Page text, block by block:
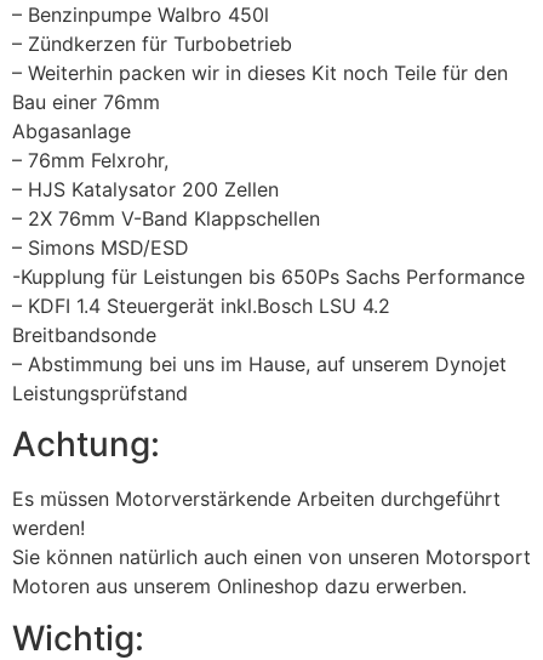
– Benzinpumpe Walbro 450l
– Zündkerzen für Turbobetrieb
– Weiterhin packen wir in dieses Kit noch Teile für den
Bau einer 76mm
Abgasanlage
– 76mm Felxrohr,
– HJS Katalysator 200 Zellen
– 2X 76mm V-Band Klappschellen
– Simons MSD/ESD
-Kupplung für Leistungen bis 650Ps Sachs Performance
– KDFI 1.4 Steuergerät inkl.Bosch LSU 4.2
Breitbandsonde
– Abstimmung bei uns im Hause, auf unserem Dynojet
Leistungsprüfstand
Achtung:
Es müssen Motorverstärkende Arbeiten durchgeführt
werden!
Sie können natürlich auch einen von unseren Motorsport
Motoren aus unserem Onlineshop dazu erwerben.
Wichtig: